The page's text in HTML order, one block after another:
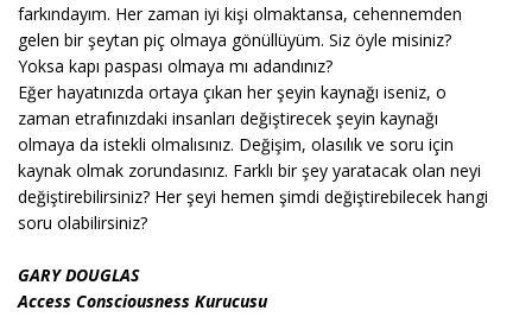
farkındayım. Her zaman iyi kişi olmaktansa, cehennemden
gelen bir şeytan piç olmaya gönüllüyüm. Siz öyle misiniz?
Yoksa kapı paspası olmaya mı adandınız?
Eğer hayatınızda ortaya çıkan her şeyin kaynağı iseniz, o
zaman etrafınızdaki insanları değiştirecek şeyin kaynağı
olmaya da istekli olmalısınız. Değişim, olasılık ve soru için
kaynak olmak zorundasınız. Farklı bir şey yaratacak olan neyi
değiştirebilirsiniz? Her şeyi hemen şimdi değiştirebilecek hangi
soru olabilirsiniz?
GARY DOUGLAS
Access Consciousness Kurucusu